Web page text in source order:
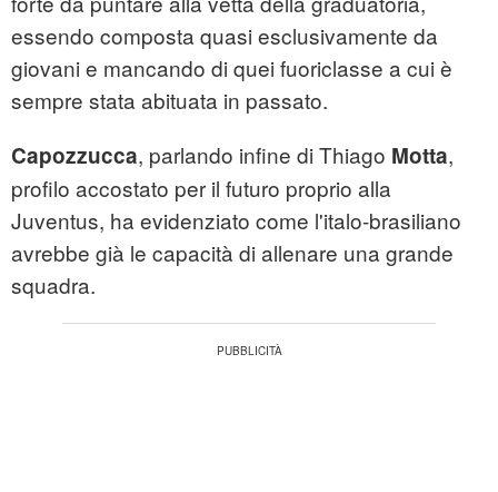
essendo composta quasi esclusivamente da
giovani e mancando di quei fuoriclasse a cui è
sempre stata abituata in passato.
Capozzucca, parlando infine di Thiago Motta,
profilo accostato per il futuro proprio alla
Juventus, ha evidenziato come l'italo-brasiliano
avrebbe già le capacità di allenare una grande
squadra.